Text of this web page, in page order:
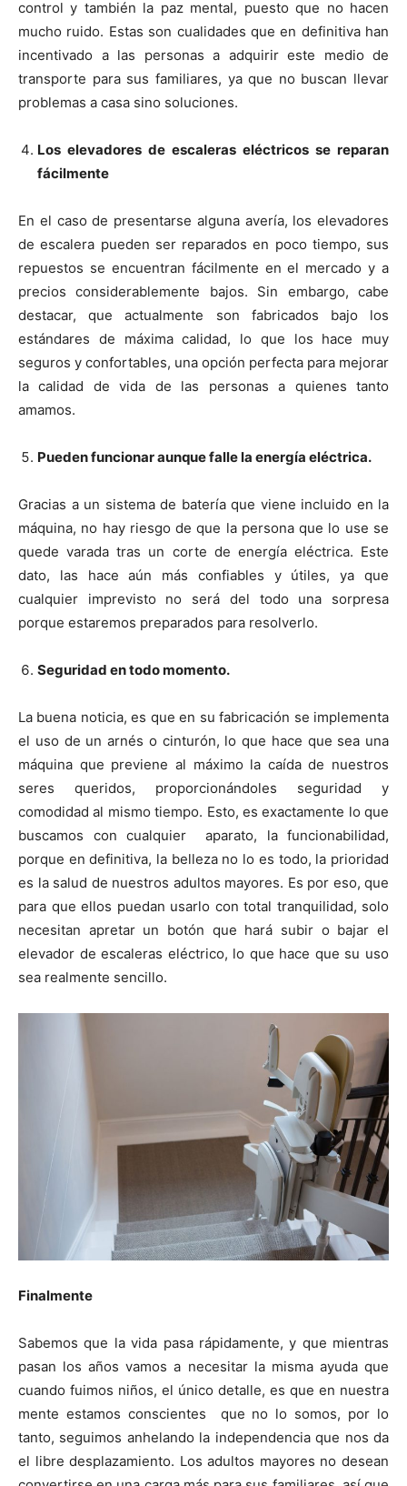
control y también la paz mental, puesto que no hacen
mucho ruido. Estas son cualidades que en definitiva han
incentivado a las personas a adquirir este medio de
transporte para sus familiares, ya que no buscan llevar
problemas a casa sino soluciones.
Los elevadores de escaleras eléctricos se reparan
fácilmente
En el caso de presentarse alguna avería, los elevadores
de escalera pueden ser reparados en poco tiempo, sus
repuestos se encuentran fácilmente en el mercado y a
precios considerablemente bajos. Sin embargo, cabe
destacar, que actualmente son fabricados bajo los
estándares de máxima calidad, lo que los hace muy
seguros y confortables, una opción perfecta para mejorar
la calidad de vida de las personas a quienes tanto
amamos.
Pueden funcionar aunque falle la energía eléctrica.
Gracias a un sistema de batería que viene incluido en la
máquina, no hay riesgo de que la persona que lo use se
quede varada tras un corte de energía eléctrica. Este
dato, las hace aún más confiables y útiles, ya que
cualquier imprevisto no será del todo una sorpresa
porque estaremos preparados para resolverlo.
Seguridad en todo momento.
La buena noticia, es que en su fabricación se implementa
el uso de un arnés o cinturón, lo que hace que sea una
máquina que previene al máximo la caída de nuestros
seres queridos, proporcionándoles seguridad y
comodidad al mismo tiempo. Esto, es exactamente lo que
buscamos con cualquier aparato, la funcionabilidad,
porque en definitiva, la belleza no lo es todo, la prioridad
es la salud de nuestros adultos mayores. Es por eso, que
para que ellos puedan usarlo con total tranquilidad, solo
necesitan apretar un botón que hará subir o bajar el
elevador de escaleras eléctrico, lo que hace que su uso
sea realmente sencillo.
Finalmente
Sabemos que la vida pasa rápidamente, y que mientras
pasan los años vamos a necesitar la misma ayuda que
cuando fuimos niños, el único detalle, es que en nuestra
mente estamos conscientes que no lo somos, por lo
tanto, seguimos anhelando la independencia que nos da
el libre desplazamiento. Los adultos mayores no desean